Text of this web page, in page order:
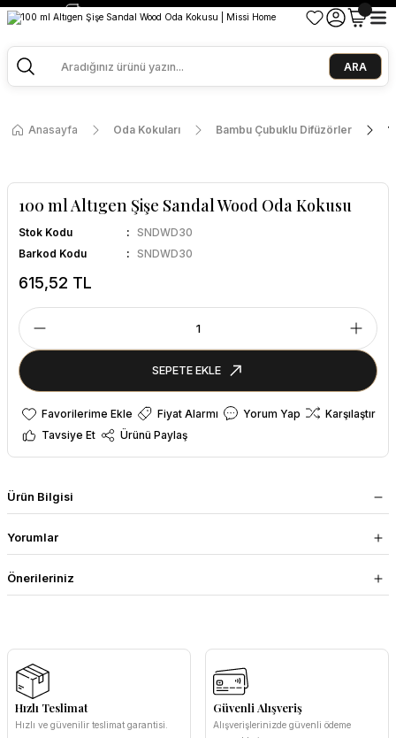
2500 TL ve Üzeri Alışverişlerde Kargo Bedava!
ARA
Anasayfa Oda Kokuları Bambu Çubuklu Difüzörler
100 ml Altıgen Şişe Sandal Wood Oda Kokusu
Stok Kodu
SNDWD30
Barkod Kodu
SNDWD30
615,52 TL
SEPETE EKLE
Fiyat Alarmı Yorum Yap
Karşılaştır
Tavsiye Et
Ürünü Paylaş
Ürün Bilgisi
Yorumlar
Önerileriniz
Hızlı Teslimat
Hızlı ve güvenilir teslimat garantisi.
Güvenli Alışveriş
Alışverişlerinizde güvenli ödeme